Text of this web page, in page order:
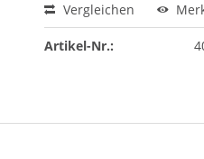
Vergleichen
Artikel-Nr.: